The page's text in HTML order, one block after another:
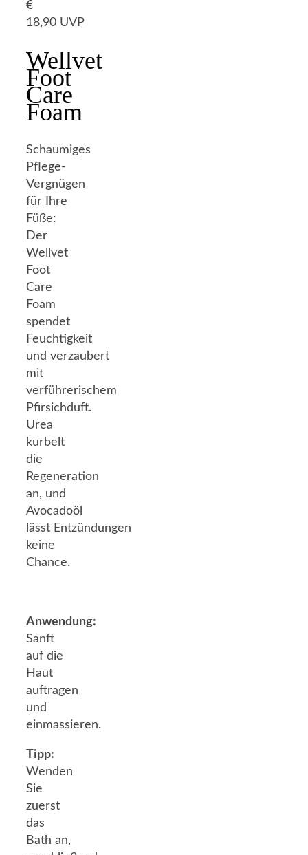
€
18,90 UVP
Wellvet
Foot
Care
Foam
Schaumiges
Pflege-
Vergnügen
für Ihre
Füße:
Der
Wellvet
Foot
Care
Foam
spendet
Feuchtigkeit
und verzaubert
mit
verführerischem
Pfirsichduft.
Urea
kurbelt
die
Regeneration
an, und
Avocadoöl
lässt Entzündungen
keine
Chance.
Anwendung:
Sanft
auf die
Haut
auftragen
und
einmassieren.
Tipp:
Wenden
Sie
zuerst
das
Bath an,